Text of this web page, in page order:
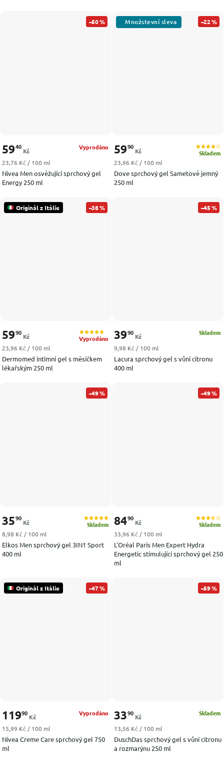
–50 %
Nivea Men osvěžující sprchový gel
Energy 250 ml
Vyprodáno
5940
Kč
Měrná cena:
23,76 Kč / 100 ml
–22 %
Dove sprchový gel Sametově jemný
250 ml
Skladem
5990
Kč
Měrná cena:
23,96 Kč / 100 ml
Originál z Itálie –38 %
Dermomed intimní gel s měsíčkem
lékařským 250 ml
Vyprodáno
5990
Kč
Měrná cena:
23,96 Kč / 100 ml
–45 %
Lacura sprchový gel s vůní citronu
400 ml
Skladem
3990
Kč
Měrná cena:
9,98 Kč / 100 ml
–49 %
Elkos Men sprchový gel 3IN1 Sport
400 ml
Skladem
3590
Kč
Měrná cena:
8,98 Kč / 100 ml
–49 %
L'Oréal Paris Men Expert Hydra
Energetic stimulující sprchový gel 250
ml
Skladem
8490
Kč
Měrná cena:
33,96 Kč / 100 ml
Originál z Itálie –47 %
Nivea Creme Care sprchový gel 750
ml
Vyprodáno
11990
Kč
Měrná cena:
15,99 Kč / 100 ml
–59 %
DuschDas sprchový gel s vůní citronu
a rozmarýnu 250 ml
Skladem
3390
Kč
Měrná cena:
13,56 Kč / 100 ml